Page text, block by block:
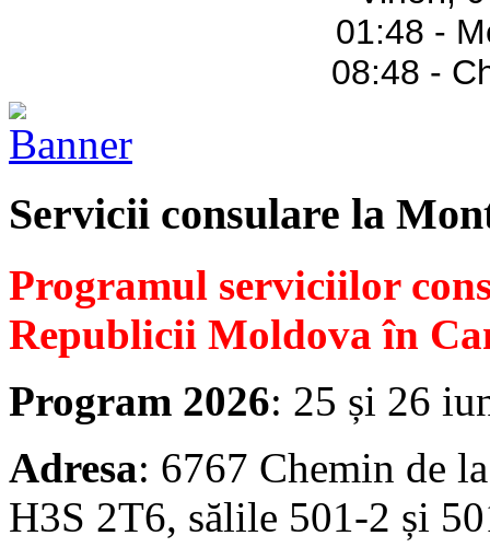
01:48 -
08:48 -
Servicii consulare la
Programul serviciilor
Republicii Moldova în
Program 2026: 25 și 26
Adresa: 6767 Chemin de
H3S 2T6, sălile 501-2 și